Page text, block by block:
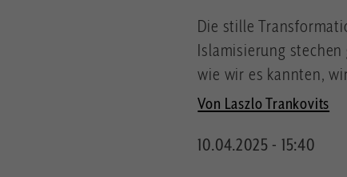
Die stille
Islamisierung
wie wir es kannten,
Von Laszlo Trankovits
10.04.2025 - 15:40